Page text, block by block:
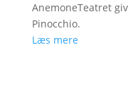
AnemoneTeatret
Pinocchio.
Læs mere